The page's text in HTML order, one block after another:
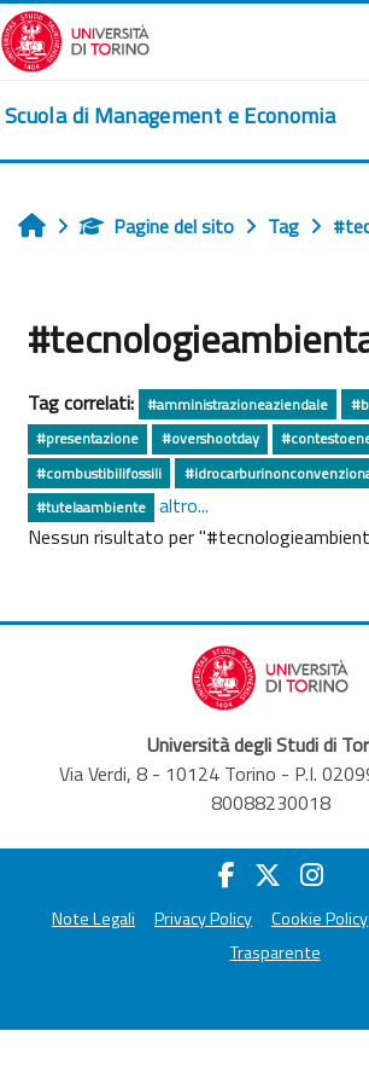
Vai al contenuto principale
Scuola di Management e Economia
HomePagine del sito Tag
Tag correlati: #amministrazioneaziendale
#presentazione
#overshootday
#combustibilifossili
#tutelaambiente altro...
Nessun risultato per
Università degli Studi di
Via Verdi, 8 - 10124 Torino - P.I.
80088230018
Note Legali Privacy Policy Cookie Policy
Trasparente